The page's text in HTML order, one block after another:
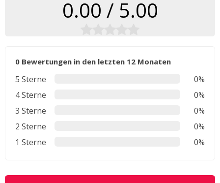
0.00 / 5.00
0 Bewertungen in den letzten 12 Monaten
5 Sterne
0%
4 Sterne
0%
3 Sterne
0%
2 Sterne
0%
1 Sterne
0%